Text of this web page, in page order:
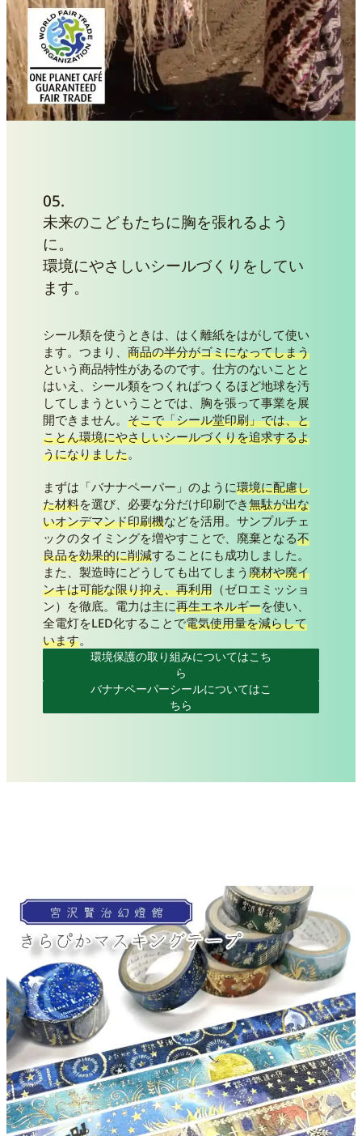
05.
未来のこどもたちに胸を張れるよう
に。
環境にやさしいシールづくりをしてい
ます。
シール類を使うときは、はく離紙をはがして使い
ます。つまり、商品の半分がゴミになってしまう
という商品特性があるのです。仕方のないことと
はいえ、シール類をつくればつくるほど地球を汚
してしまうということでは、胸を張って事業を展
開できません。そこで「シール堂印刷」では、と
ことん環境にやさしいシールづくりを追求するよ
うになりました。
まずは「バナナペーパー」のように環境に配慮し
た材料を選び、必要な分だけ印刷でき無駄が出な
いオンデマンド印刷機などを活用。サンプルチェ
ックのタイミングを増やすことで、廃棄となる不
良品を効果的に削減することにも成功しました。
また、製造時にどうしても出てしまう廃材や廃イ
ンキは可能な限り抑え、再利用 （ゼロエミッショ
ン）を徹底。電力は主に再生エネルギーを使い、
全電灯をLED化することで電気使用量を減らして
います。
環境保護の取り組みについてはこち
ら
バナナペーパーシールについてはこ
ちら